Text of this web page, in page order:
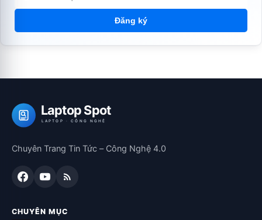
Đăng ký
Laptop Spot
LAPTOP · CÔNG NGHỆ
Chuyên Trang Tin Tức – Công Nghệ 4.0
CHUYÊN MỤC